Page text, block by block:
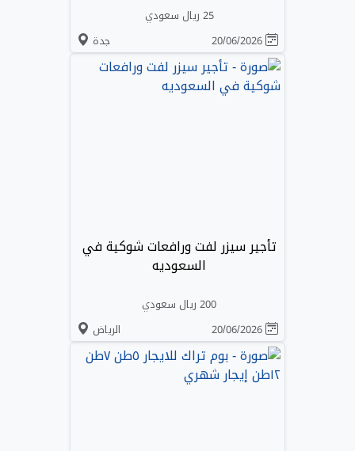
25 ريال سعودي
جدة
تأجير سيزر لفت ورافعات شوكية في
السعوديه
200 ريال سعودي
الرياض